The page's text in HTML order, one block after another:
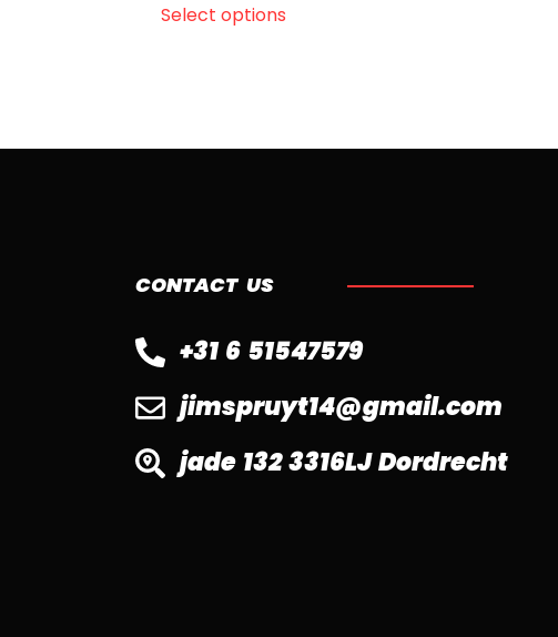
Select options
CONTACT US
+31 6 51547579
jimspruyt14@gmail.com
jade 132 3316LJ Dordrecht